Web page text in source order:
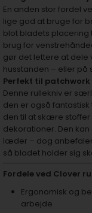
En anden stor fordel
lige god at bruge for
blot bladets placering
brug for
gør det lettere at
husstanden – eller på
Perfekt til
Denne rullekniv er
den er også
den til at skære
dekorationer. Den
læder – dog anbefaler
så bladet holder sig
Fordele ved Clover
Ergonomisk og
arbejde